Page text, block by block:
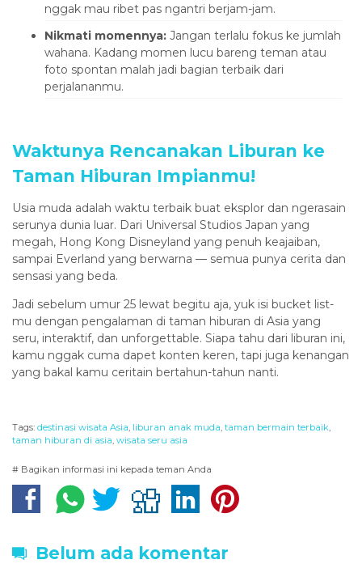
nggak mau ribet pas ngantri berjam-jam.
Nikmati momennya: Jangan terlalu fokus ke jumlah
wahana. Kadang momen lucu bareng teman atau
foto spontan malah jadi bagian terbaik dari
perjalananmu.
Waktunya Rencanakan Liburan ke
Taman Hiburan Impianmu!
Usia muda adalah waktu terbaik buat eksplor dan ngerasain
serunya dunia luar. Dari Universal Studios Japan yang
megah, Hong Kong Disneyland yang penuh keajaiban,
sampai Everland yang berwarna — semua punya cerita dan
sensasi yang beda.
Jadi sebelum umur 25 lewat begitu aja, yuk isi bucket list-
mu dengan pengalaman di taman hiburan di Asia yang
seru, interaktif, dan unforgettable. Siapa tahu dari liburan ini,
kamu nggak cuma dapet konten keren, tapi juga kenangan
yang bakal kamu ceritain bertahun-tahun nanti.
Tags: destinasi wisata Asia liburan anak muda taman bermain terbaik
taman hiburan di asia wisata seru asia
# Bagikan informasi ini kepada teman Anda
Belum ada komentar